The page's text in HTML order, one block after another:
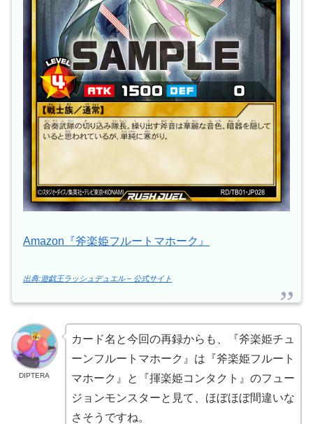
Amazon『斧楽姫フルートマホーク』
出典:遊戯王ラッシュデュエル – 公式サイト
DIPTERA
カード名と今回の再録からも、『斧楽姫チュ
ーンフルートマホーク』は『斧楽姫フルート
マホーク』と『揮楽姫コンタクト』のフュー
ジョンモンスターと見て、ほぼほぼ間違いな
さそうですね。